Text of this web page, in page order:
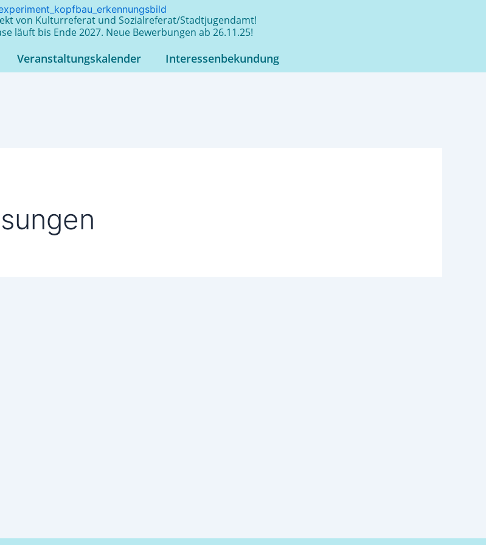
von Kulturreferat und Sozialreferat/Stadtjugendamt!
läuft bis Ende 2027. Neue Bewerbungen ab 26.11.25!
Veranstaltungskalender Interessenbekundung